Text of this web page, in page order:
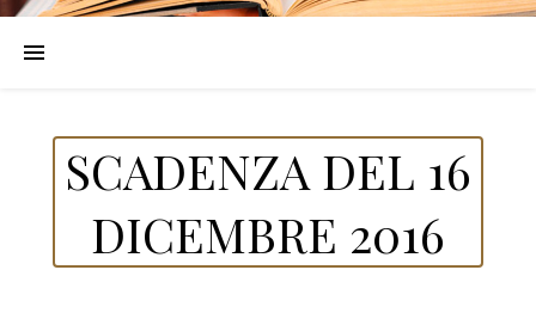
SCADENZA DEL 16
DICEMBRE 2016